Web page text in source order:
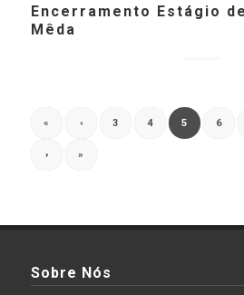
Encerramento Estágio
Mêda
« ‹ 3 4 5 6
› »
Sobre Nós